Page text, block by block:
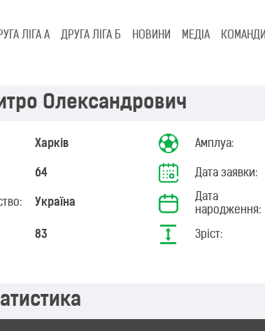
ЛІГА А ДРУГА ЛІГА Б НОВИНИ МЕДІА КОМАНДИ
Олександрович
Харків Амплуа:
64 Дата заявки:
Україна
Дата
народження:
83 Зріст: